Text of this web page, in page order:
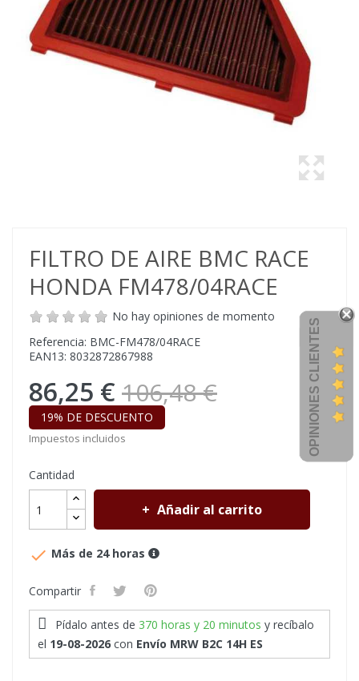
FILTRO DE AIRE BMC RACE
HONDA FM478/04RACE
No hay opiniones de momento
Referencia: BMC-FM478/04RACE
EAN13: 8032872867988
86,25 € 106,48 €
19% DE DESCUENTO
Impuestos incluidos
Cantidad
Añadir al carrito
 Más de 24 horas
Compartir
Pídalo antes de 370 horas y 20 minutos y recíbalo
el 19-08-2026 con Envío MRW B2C 14H ES
OPINIONES CLIENTES